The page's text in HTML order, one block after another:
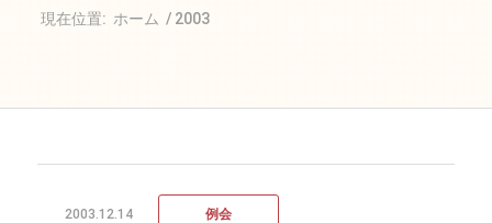
現在位置: ホーム / 2003
2003.12.14 例会